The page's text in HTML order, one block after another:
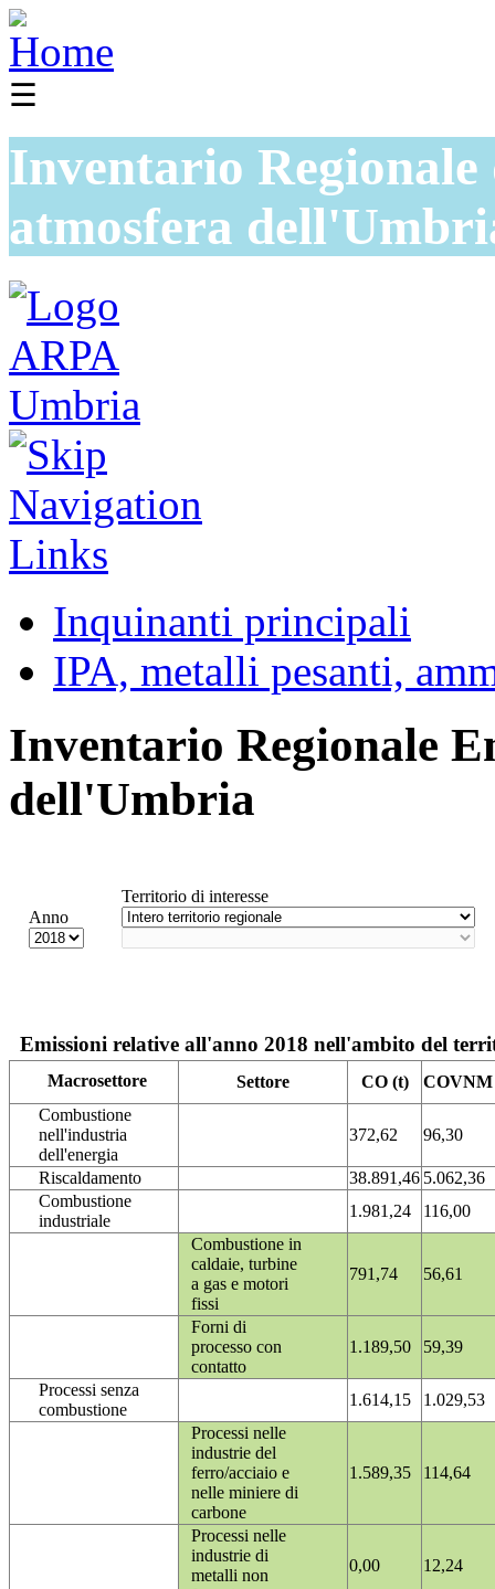
☰
Inventario
atmosfera
Inquinanti principali
IPA, metalli pesanti,
Inventario Regionale
dell'Umbria
Anno
Territorio di interesse
Emissioni relative all'anno 2018 nell'ambito del
Macrosettore Settore CO (t)
COVNM
Combustione
nell'industria
dell'energia
372,62 96,30
Riscaldamento 38.891,46 5.062,36
Combustione
industriale
1.981,24
116,00
Combustione in
caldaie, turbine
a gas e motori
fissi
791,74 56,61
Forni di
processo con
contatto
1.189,50 59,39
Processi senza
combustione
1.614,15
1.029,53
Processi nelle
industrie del
ferro/acciaio e
nelle miniere di
carbone
1.589,35 114,64
Processi nelle
industrie di
metalli non
0,00 12,24